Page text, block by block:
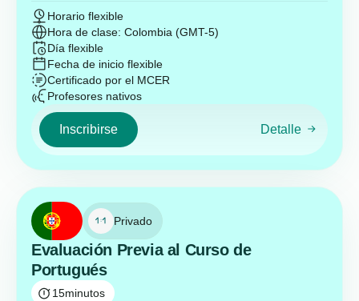
Horario flexible
Hora de clase: Colombia (GMT-5)
Día flexible
Fecha de inicio flexible
Certificado por el MCER
Profesores nativos
Inscribirse Detalle
Privado
Evaluación Previa al Curso de
Portugués
15minutos